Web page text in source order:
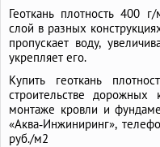
Геоткань плотность 400
слой в разных
пропускает воду,
укрепляет его.
Купить геоткань
строительстве дорожных
монтаже кровли и
«Аква‑Инжиниринг»,
руб./м2